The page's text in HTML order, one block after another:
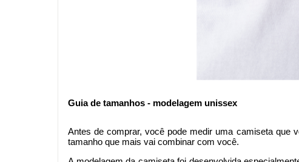
Guia de tamanhos - modelagem unissex
Antes de comprar, você pode medir uma camiseta que
tamanho que mais vai combinar com você.